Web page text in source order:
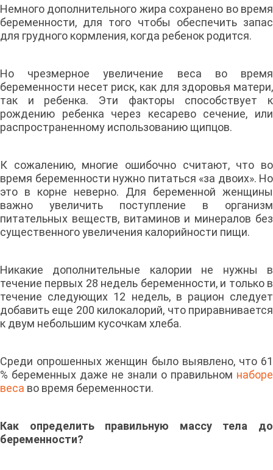
Немного дополнительного жира сохранено во время
беременности, для того чтобы обеспечить запас
для грудного кормления, когда ребенок родится.
Но чрезмерное увеличение веса во время
беременности несет риск, как для здоровья матери,
так и ребенка. Эти факторы способствует к
рождению ребенка через кесарево сечение, или
распространенному использованию щипцов.
К сожалению, многие ошибочно считают, что во
время беременности нужно питаться «за двоих». Но
это в корне неверно. Для беременной женщины
важно увеличить поступление в организм
питательных веществ, витаминов и минералов без
существенного увеличения калорийности пищи.
Никакие дополнительные калории не нужны в
течение первых 28 недель беременности, и только в
течение следующих 12 недель, в рацион следует
добавить еще 200 килокалорий, что приравнивается
к двум небольшим кусочкам хлеба.
Среди опрошенных женщин было выявлено, что 61
% беременных даже не знали о правильном наборе
веса во время беременности.
Как определить правильную массу тела до
беременности?